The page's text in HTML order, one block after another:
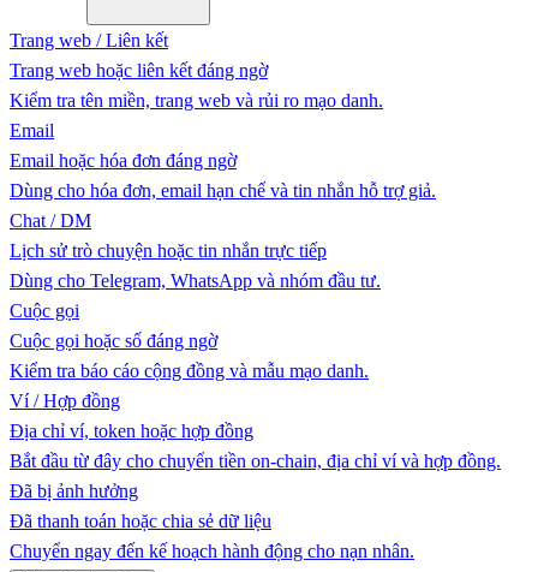
Trang web / Liên kết
Trang web hoặc liên kết đáng ngờ
Kiểm tra tên miền, trang web và rủi ro mạo danh.
Email
Email hoặc hóa đơn đáng ngờ
Dùng cho hóa đơn, email hạn chế và tin nhắn hỗ trợ giả.
Chat / DM
Lịch sử trò chuyện hoặc tin nhắn trực tiếp
Dùng cho Telegram, WhatsApp và nhóm đầu tư.
Cuộc gọi
Cuộc gọi hoặc số đáng ngờ
Kiểm tra báo cáo cộng đồng và mẫu mạo danh.
Ví / Hợp đồng
Địa chỉ ví, token hoặc hợp đồng
Bắt đầu từ đây cho chuyển tiền on-chain, địa chỉ ví và hợp đồng.
Đã bị ảnh hưởng
Đã thanh toán hoặc chia sẻ dữ liệu
Chuyển ngay đến kế hoạch hành động cho nạn nhân.